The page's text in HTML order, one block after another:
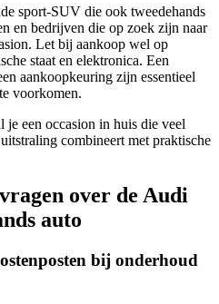
sport-SUV die ook tweedehands
en bedrijven die op zoek zijn naar
Let bij aankoop wel op
staat en elektronica. Een
aankoopkeuring zijn essentieel
voorkomen.
je een occasion in huis die veel
combineert met praktische
over de Audi
auto
bij onderhoud